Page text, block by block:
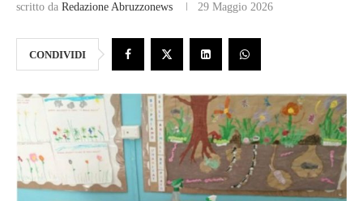
scritto da Redazione Abruzzonews 29 Maggio 2026
CONDIVIDI